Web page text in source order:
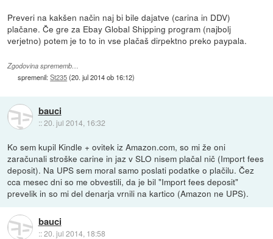
Preveri na kakšen način naj bi bile dajatve (carina in DDV)
plačane. Če gre za Ebay Global Shipping program (najbolj
verjetno) potem je to to in vse plačaš dirpektno preko paypala.
Zgodovina sprememb…
spremenil:St235(20. jul 2014 ob 16:12)
bauci
::20. jul 2014, 16:32
Ko sem kupil Kindle + ovitek iz Amazon.com, so mi že oni
zaračunali stroške carine in jaz v SLO nisem plačal nič (Import fees
deposit). Na UPS sem moral samo poslati podatke o plačilu. Čez
cca mesec dni so me obvestili, da je bil "Import fees deposit"
prevelik in so mi del denarja vrnili na kartico (Amazon ne UPS).
bauci
::20. jul 2014, 18:58